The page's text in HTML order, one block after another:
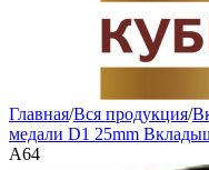
Главная/Вся продукция/
медали D1 25mm
A64